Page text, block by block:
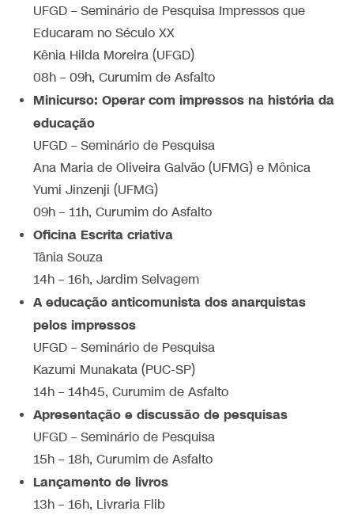
UFGD – Seminário de Pesquisa Impressos que
Educaram no Século XX
Kênia Hilda Moreira (UFGD)
08h – 09h, Curumim de Asfalto
Minicurso: Operar com impressos na história da
educação
UFGD – Seminário de Pesquisa
Ana Maria de Oliveira Galvão (UFMG) e Mônica
Yumi Jinzenji (UFMG)
09h – 11h, Curumim do Asfalto
Oficina Escrita criativa
Tânia Souza
14h – 16h, Jardim Selvagem
A educação anticomunista dos anarquistas
pelos impressos
UFGD – Seminário de Pesquisa
Kazumi Munakata (PUC-SP)
14h – 14h45, Curumim de Asfalto
Apresentação e discussão de pesquisas
UFGD – Seminário de Pesquisa
15h – 18h, Curumim de Asfalto
Lançamento de livros
13h – 16h, Livraria Flib